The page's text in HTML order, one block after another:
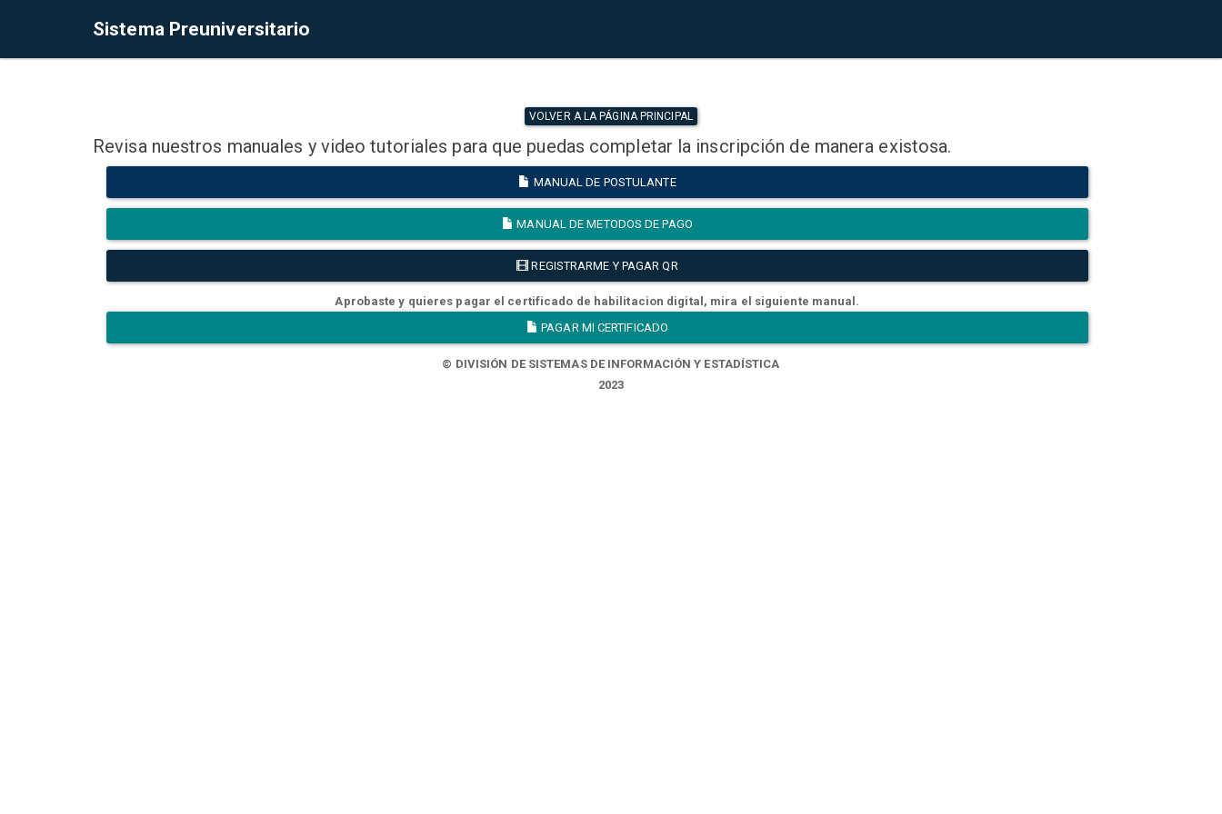
Sistema Preuniversitario
VOLVER A LA PÁGINA PRINCIPAL
Revisa nuestros manuales y video tutoriales para que puedas completar la inscripción de manera existosa.
MANUAL DE POSTULANTE
MANUAL DE METODOS DE PAGO
REGISTRARME Y PAGAR QR
Aprobaste y quieres pagar el certificado de habilitacion digital, mira el siguiente manual.
PAGAR MI CERTIFICADO
© DIVISIÓN DE SISTEMAS DE INFORMACIÓN Y ESTADÍSTICA
2023